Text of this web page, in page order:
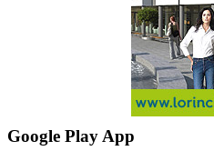
Google Play App